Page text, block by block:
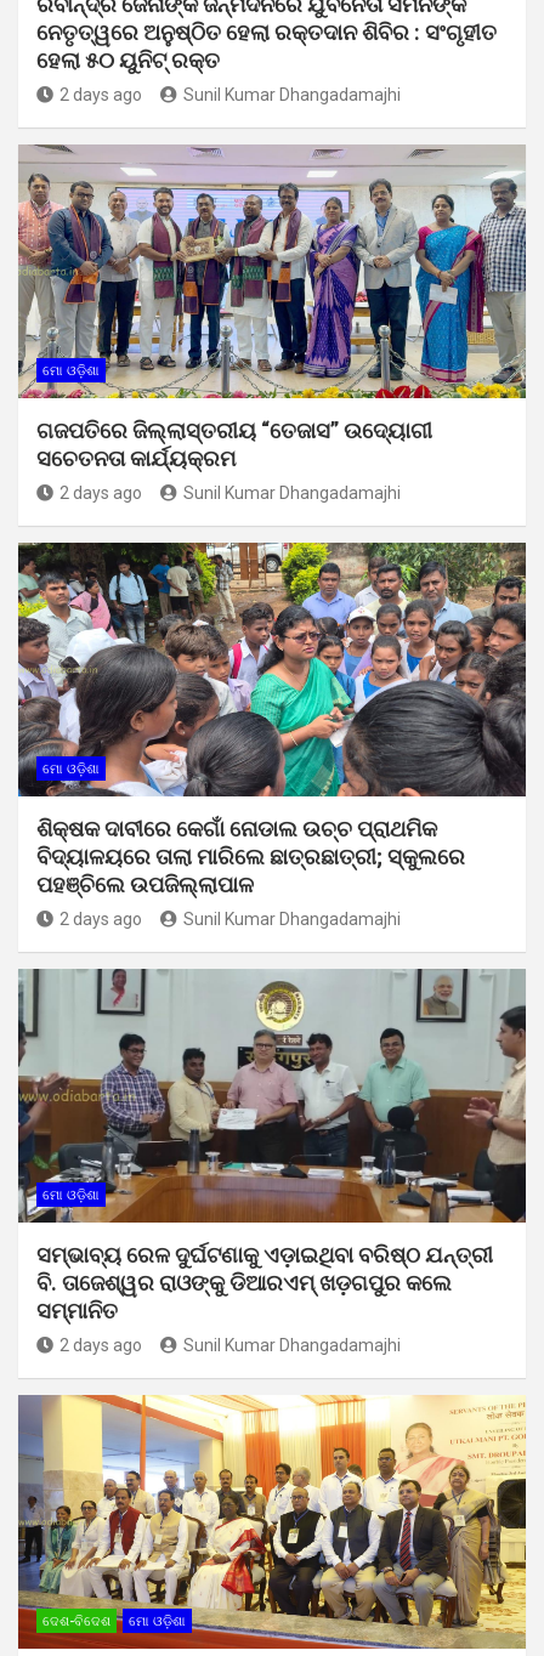
ନେତୃତ୍ୱରେ ଅନୁଷ୍ଠିତ ହେଲା ରକ୍ତଦାନ ଶିବିର : ସଂଗୃହୀତ
ହେଲା ୫୦ ୟୁନିଟ୍ ରକ୍ତ
2 days ago Sunil Kumar Dhangadamajhi
ମୋ ଓଡ଼ିଶା
ଗଜପତିରେ ଜିଲ୍ଲାସ୍ତରୀୟ “ତେଜାସ” ଉଦ୍ୟୋଗୀ
ସଚେତନତା କାର୍ଯ୍ୟକ୍ରମ
2 days ago Sunil Kumar Dhangadamajhi
ମୋ ଓଡ଼ିଶା
ଶିକ୍ଷକ ଦାବୀରେ କେଗାଁ ନୋଡାଲ ଉଚ୍ଚ ପ୍ରାଥମିକ
ବିଦ୍ୟାଳୟରେ ତାଲା ମାରିଲେ ଛାତ୍ରଛାତ୍ରୀ; ସ୍କୁଲରେ
ପହଞ୍ଚିଲେ ଉପଜିଲ୍ଲାପାଳ
2 days ago Sunil Kumar Dhangadamajhi
ମୋ ଓଡ଼ିଶା
ସମ୍ଭାବ୍ୟ ରେଳ ଦୁର୍ଘଟଣାକୁ ଏଡ଼ାଇଥିବା ବରିଷ୍ଠ ଯନ୍ତ୍ରୀ
ବି. ତାଜେଶ୍ୱର ରାଓଙ୍କୁ ଡିଆରଏମ୍ ଖଡ଼ଗପୁର କଲେ
ସମ୍ମାନିତ
2 days ago Sunil Kumar Dhangadamajhi
ଦେଶ-ବିଦେଶ ମୋ ଓଡ଼ିଶା